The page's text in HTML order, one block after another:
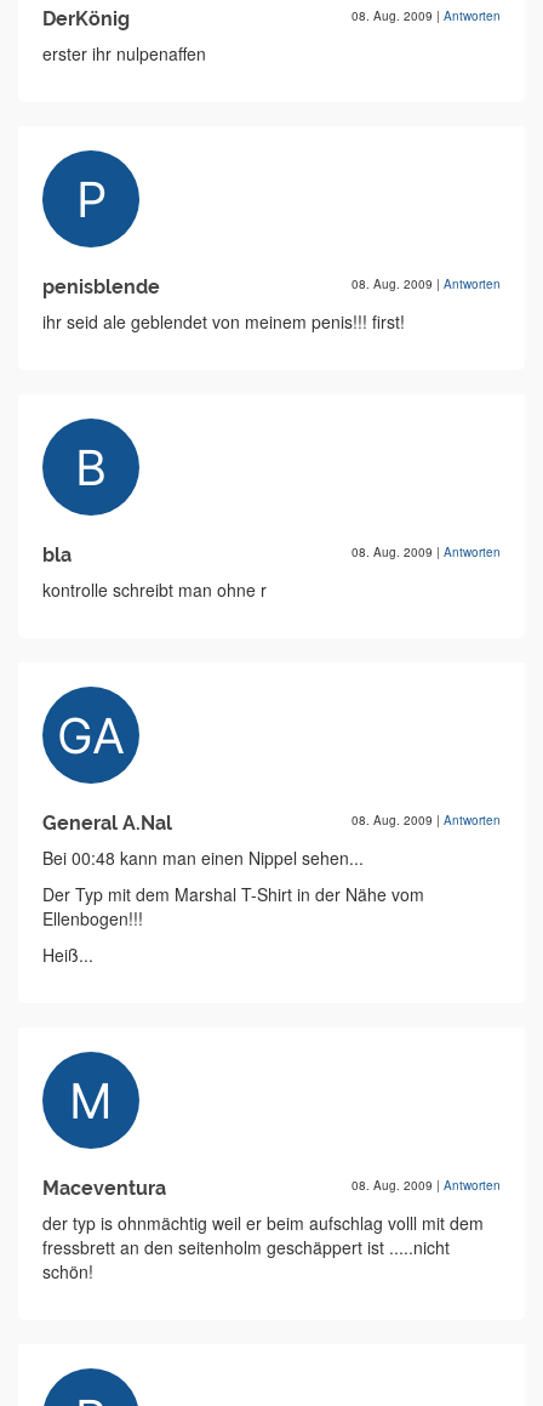
DerKönig 08. Aug. 2009 | Antworten
erster ihr nulpenaffen
penisblende 08. Aug. 2009 | Antworten
ihr seid ale geblendet von meinem penis!!! first!
bla 08. Aug. 2009 | Antworten
kontrolle schreibt man ohne r
General A.Nal 08. Aug. 2009 | Antworten
Bei 00:48 kann man einen Nippel sehen...
Der Typ mit dem Marshal T-Shirt in der Nähe vom
Ellenbogen!!!
Heiß...
Maceventura 08. Aug. 2009 | Antworten
der typ is ohnmächtig weil er beim aufschlag volll mit dem
fressbrett an den seitenholm geschäppert ist .....nicht
schön!